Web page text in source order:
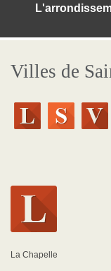
Villes de
La Chapelle